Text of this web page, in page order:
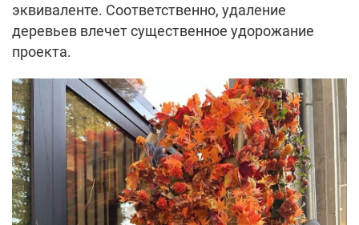
эквиваленте. Соответственно, удаление
деревьев влечет существенное удорожание
проекта.